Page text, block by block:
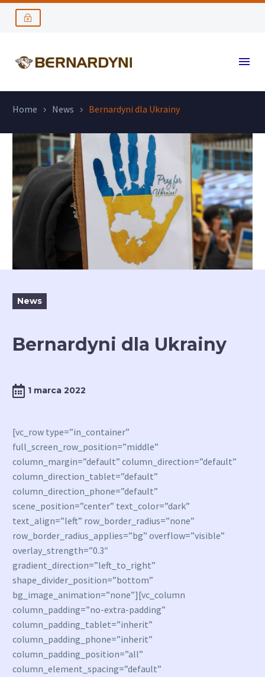
Home News Bernardyni dla Ukrainy
News
Bernardyni dla Ukrainy
1 marca 2022
[vc_row type=”in_container”
full_screen_row_position=”middle”
column_margin=”default” column_direction=”default”
column_direction_tablet=”default”
column_direction_phone=”default”
scene_position=”center” text_color=”dark”
text_align=”left” row_border_radius=”none”
row_border_radius_applies=”bg” overflow=”visible”
overlay_strength=”0.3″
gradient_direction=”left_to_right”
shape_divider_position=”bottom”
bg_image_animation=”none”][vc_column
column_padding=”no-extra-padding”
column_padding_tablet=”inherit”
column_padding_phone=”inherit”
column_padding_position=”all”
column_element_spacing=”default”